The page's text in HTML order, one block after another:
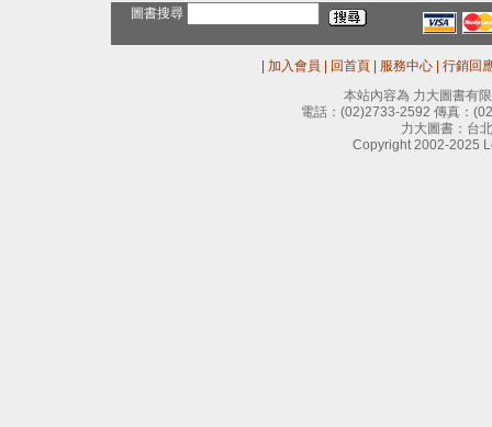
圖書搜尋
加入會員 回首頁 服務中心
行銷回
本站內容為 力大圖書有
電話： (02)2733-2592 傳真：
力大圖書：台
Copyright 2002-2025